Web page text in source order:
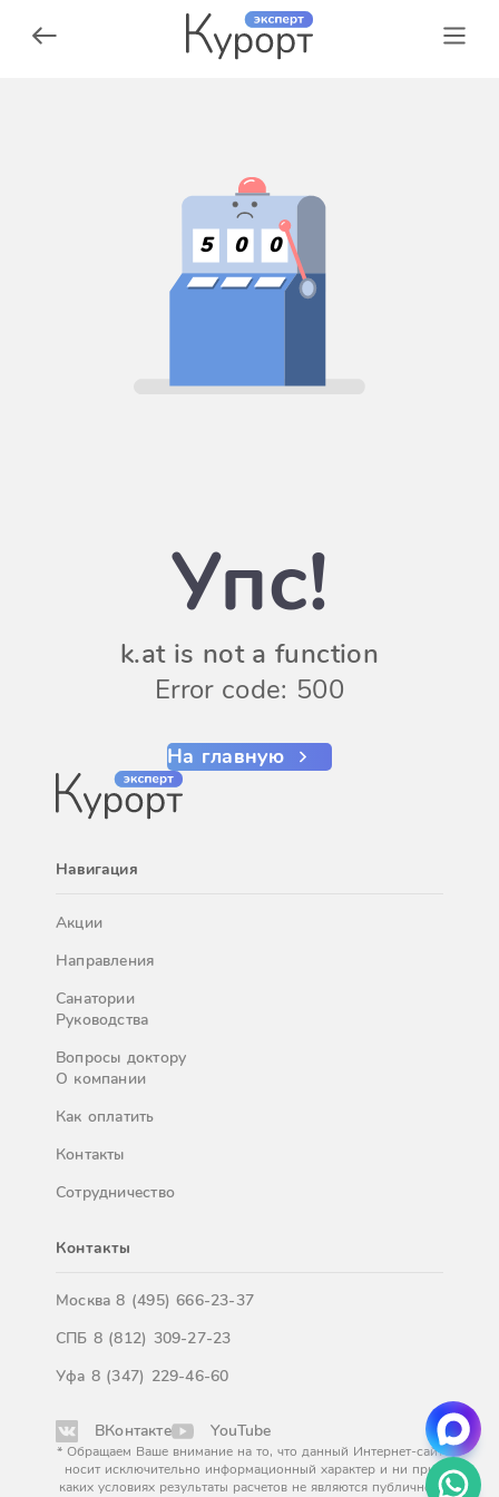
5 0 0
Упс!
k.at is not a function
Error code: 500
На главную
Навигация
Акции
Направления
Санатории
Руководства
Вопросы доктору
О компании
Как оплатить
Контакты
Сотрудничество
Контакты
Москва8 (495) 666-23-37
СПБ 8 (812) 309-27-23
Уфа 8 (347) 229-46-60
ВКонтакте YouTube
* Обращаем Ваше внимание на то, что данный Интернет-сайт
носит исключительно информационный характер и ни при
каких условиях результаты расчетов не являются публичной